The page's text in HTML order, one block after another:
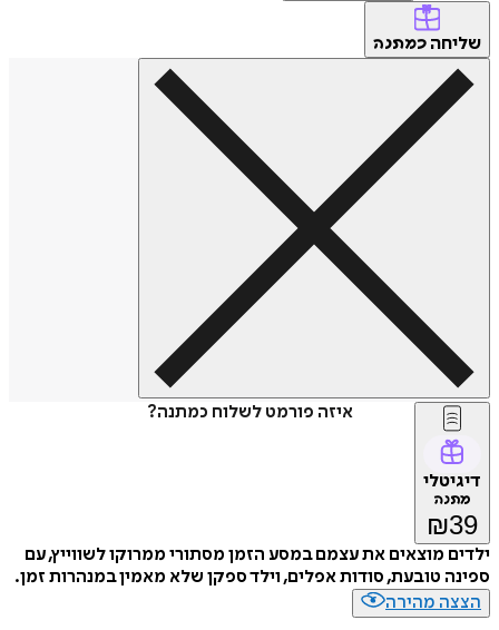
שליחה כמתנה
איזה פורמט לשלוח כמתנה?
דיגיטלי
מתנה
₪39
ילדים מוצאים את עצמם במסע הזמן מסתורי ממרוקו לשווייץ, עם
ספינה טובעת, סודות אפלים, וילד ספקן שלא מאמין במנהרות זמן.
הצצה מהירה